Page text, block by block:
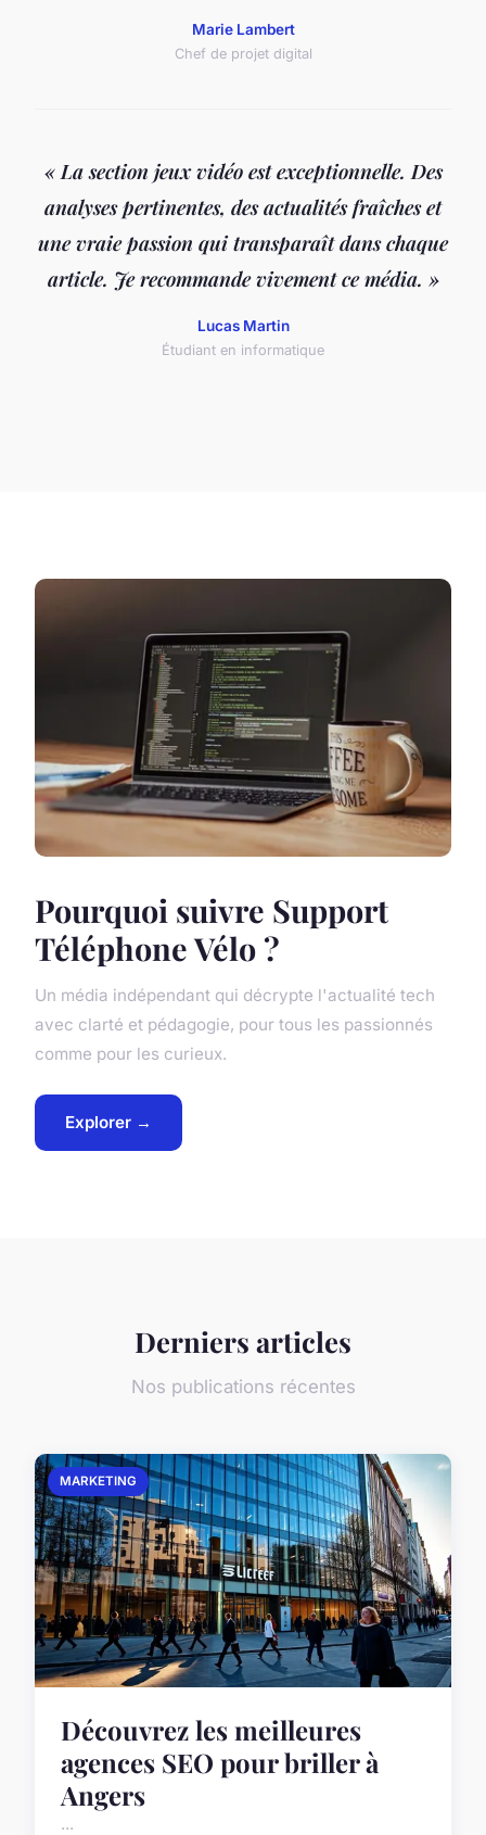
Marie Lambert
Chef de projet digital
« La section jeux vidéo est exceptionnelle. Des
analyses pertinentes, des actualités fraîches et
une vraie passion qui transparaît dans chaque
article. Je recommande vivement ce média. »
Lucas Martin
Étudiant en informatique
Pourquoi suivre Support
Téléphone Vélo ?
Un média indépendant qui décrypte l'actualité tech
avec clarté et pédagogie, pour tous les passionnés
comme pour les curieux.
Explorer →
Derniers articles
Nos publications récentes
MARKETING
Découvrez les meilleures
agences SEO pour briller à
Angers
...